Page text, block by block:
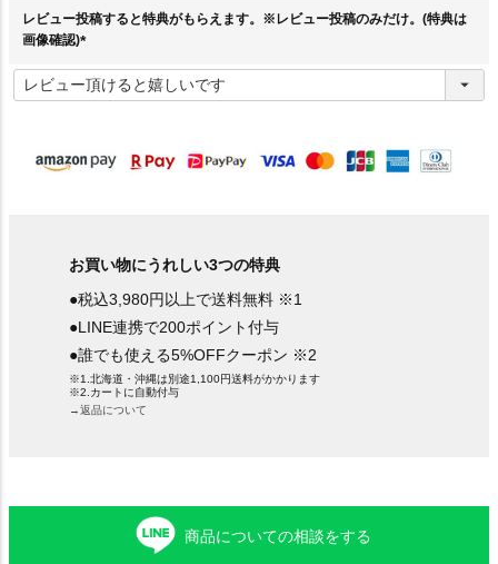
レビュー投稿すると特典がもらえます。※レビュー投稿のみだけ。(特典は
画像確認)
必
須
お買い物にうれしい3つの特典
●税込3,980円以上で送料無料 ※1
●LINE連携で200ポイント付与
●誰でも使える5%OFFクーポン ※2
※1.北海道・沖縄は別途1,100円送料がかかります
※2.カートに自動付与
→返品について
商品についての相談をする